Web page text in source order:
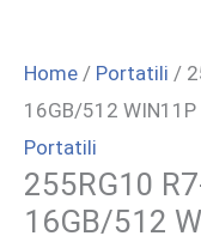
Home / Portatili /
16GB/512 WIN11P
Portatili
255RG10
16GB/512